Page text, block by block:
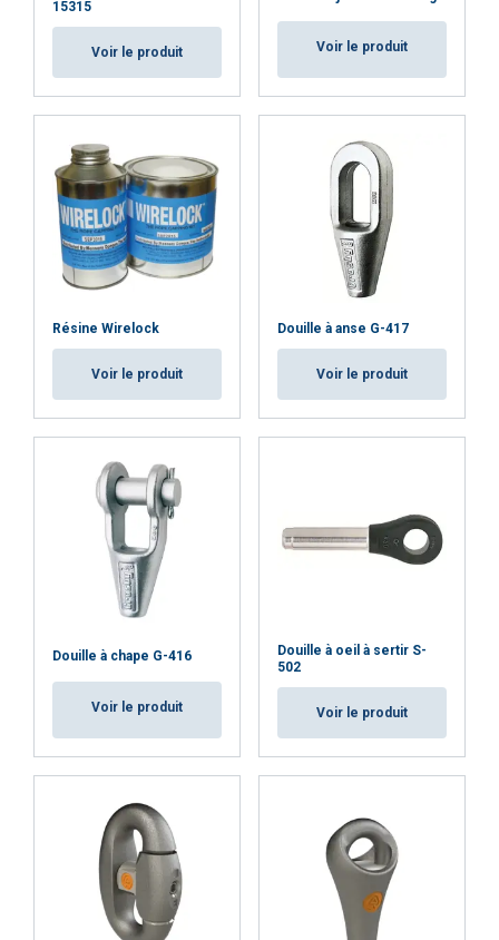
15315
Voir le produit Voir le produit
Résine Wirelock
Voir le produit
Douille à anse G-417
Voir le produit
Douille à chape G-416
Voir le produit
Douille à oeil à sertir S-
502
Voir le produit
leurs services.
Privacybeleid
Strictement
nécessaires
Fonctionnalité Non classifiés
REFUSER TOUT
AFFICHER LES DÉTAILS